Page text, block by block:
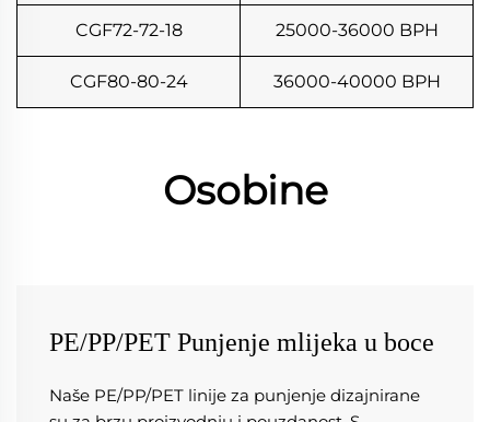
CGF72-72-18 25000-36000 BPH
CGF80-80-24 36000-40000 BPH
Osobine
PE/PP/PET Punjenje mlijeka u boce
Naše PE/PP/PET linije za punjenje dizajnirane